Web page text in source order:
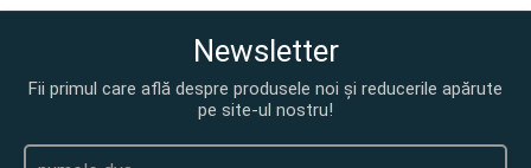
Newsletter
Fii primul care află despre produsele noi și reducerile apărute
pe site-ul nostru!